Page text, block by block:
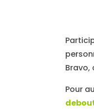
Bravo,
Pour